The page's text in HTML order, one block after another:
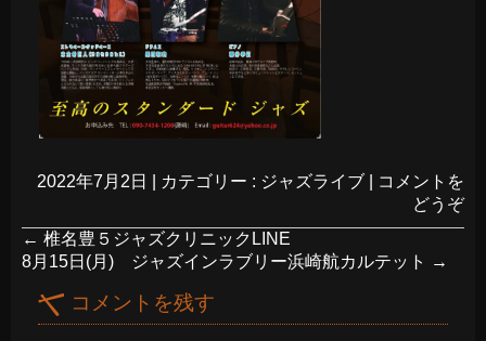
2022年7月2日 カテゴリー : ジャズライブ
コメントを
どうぞ
← 椎名豊５ジャズクリニックLINE
8月15日(月) ジャズインラブリー浜崎航カルテット
→
コメントを残す